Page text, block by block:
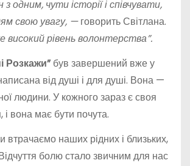
одним, чути історії і співчувати,
свою увагу, —говорить Світлана.
рівень волонтерства”.
Розкажи”був завершений вже у
від душі і для душі. Вона —
людини. У кожного зараз є своя
і вона має бути почута.
втрачаємо наших рідних і близьких,
Відчуття болю стало звичним для нас